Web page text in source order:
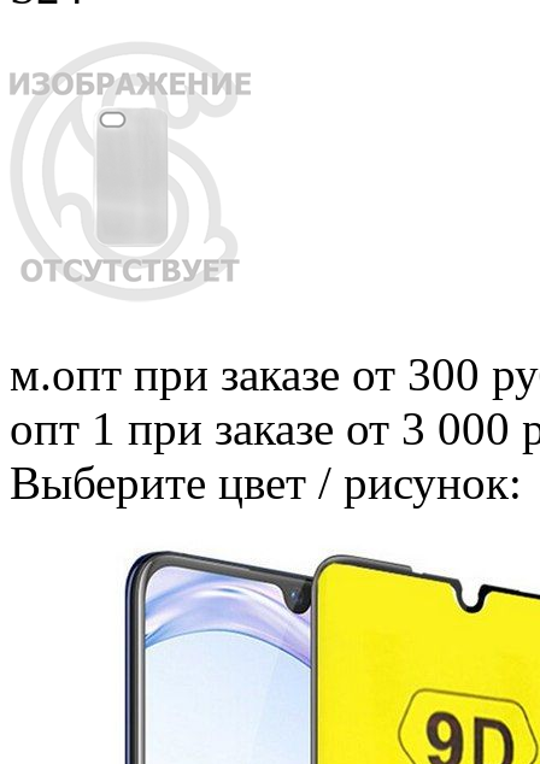
м.опт при заказе от 300
опт 1 при заказе от 3 000
Выберите цвет / рисунок: